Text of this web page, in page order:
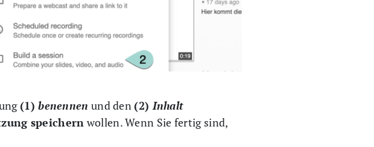
(1)benennen und den (2) Inhalt
speichern wollen. Wenn Sie fertig sind,